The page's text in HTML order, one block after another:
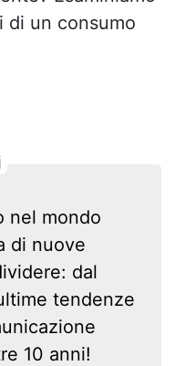
di un consumo
nel mondo
di nuove
dal
tendenze
10 anni!